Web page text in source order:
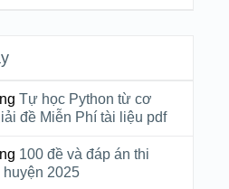
Tự học Python từ cơ
đề Miễn Phí tài liệu pdf
100 đề và đáp án thi
huyện 2025